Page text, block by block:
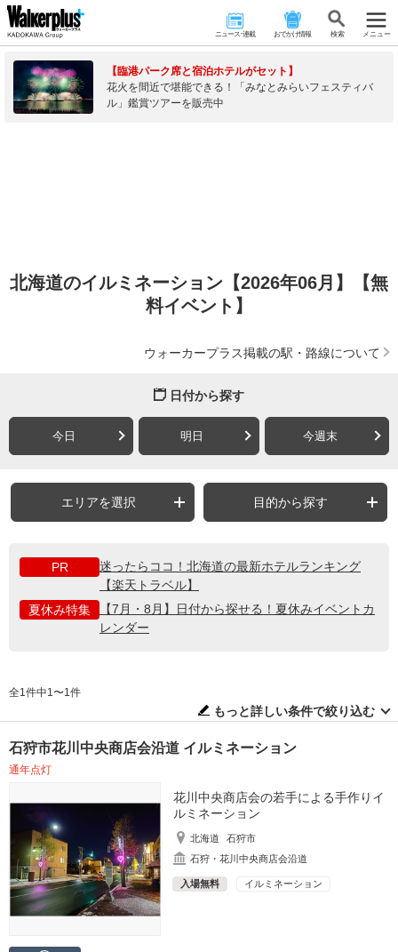
ニュース･連載 おでかけ情報 検 索 メニュー
【臨港パーク席と宿泊ホテルがセット】
花火を間近で堪能できる！「みなとみらいフェスティバ
ル」鑑賞ツアーを販売中
北海道のイルミネーション【2026年06月】【無
料イベント】
ウォーカープラス掲載の駅・路線について
日付から探す
今日 明日 今週末
エリアを選択 目的から探す
PR
迷ったらココ！北海道の最新ホテルランキング
【楽天トラベル】
夏休み特集
【7月・8月】日付から探せる！夏休みイベントカ
レンダー
全1件中1〜1件
もっと詳しい条件で絞り込む
石狩市花川中央商店会沿道 イルミネーション
通年点灯
花川中央商店会の若手による手作りイ
ルミネーション
北海道
石狩市
石狩・花川中央商店会沿道
入場無料 イルミネーション